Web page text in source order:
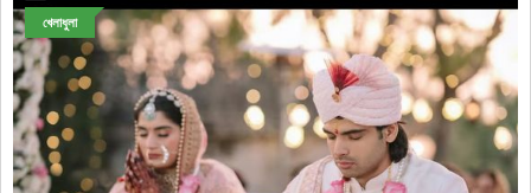
খেলাধুলা